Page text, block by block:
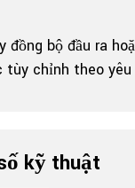
bộ đầu ra
chỉnh theo yêu
kỹ thuật